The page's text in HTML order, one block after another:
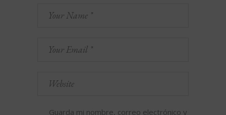
Guarda mi nombre, correo electrónico y